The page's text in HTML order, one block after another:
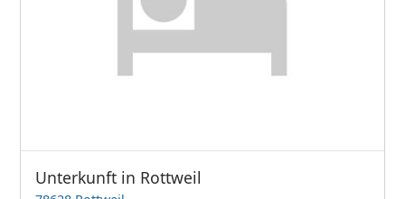
Unterkunft in Rottweil